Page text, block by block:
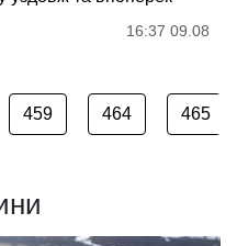
16:37 09.08
459 464 465